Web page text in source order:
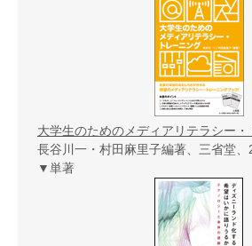
大学生のためのメディアリテラシー
長谷川一・村田麻里子編著、三省堂
▼単著